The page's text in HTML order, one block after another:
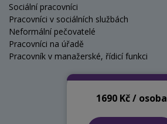
Sociální pracovníci
Pracovníci v sociálních službách
Neformální pečovatelé
Pracovníci na úřadě
Pracovník v manažerské, řídicí funkci
1690 Kč / osoba